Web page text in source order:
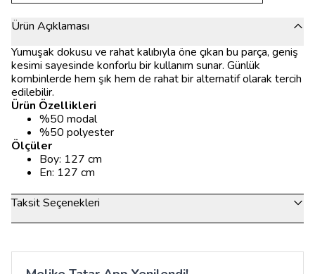
Ürün Açıklaması
Yumuşak dokusu ve rahat kalıbıyla öne çıkan bu parça, geniş
kesimi sayesinde konforlu bir kullanım sunar. Günlük
kombinlerde hem şık hem de rahat bir alternatif olarak tercih
edilebilir.
Ürün Özellikleri
%50 modal
%50 polyester
Ölçüler
Boy: 127 cm
En: 127 cm
Taksit Seçenekleri